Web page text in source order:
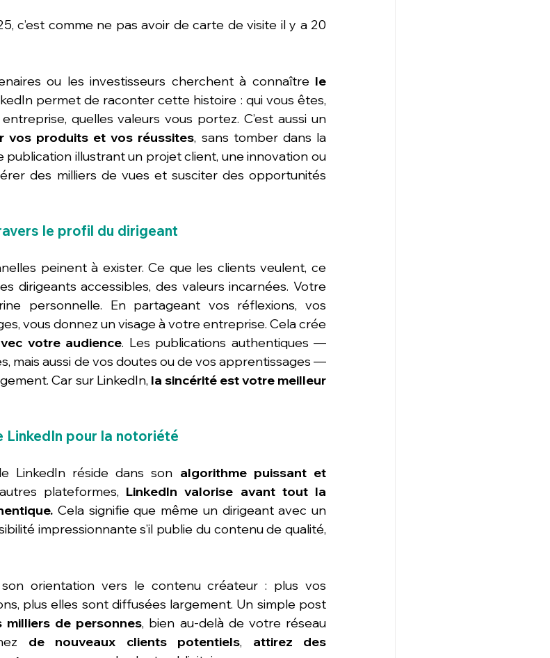
c’est comme ne pas avoir de carte de visite il y a 20
ou les investisseurs cherchent à connaître le
permet de raconter cette histoire : qui vous êtes,
quelles valeurs vous portez. C’est aussi un
vos produits et vos réussites, sans tomber dans la
publication illustrant un projet client, une innovation ou
des milliers de vues et susciter des opportunités
le profil du dirigeant
peinent à exister. Ce que les clients veulent, ce
dirigeants accessibles, des valeurs incarnées. Votre
personnelle. En partageant vos réflexions, vos
vous donnez un visage à votre entreprise. Cela crée
votre audience. Les publications authentiques —
mais aussi de vos doutes ou de vos apprentissages —
Car sur LinkedIn, la sincérité est votre meilleur
LinkedIn pour la notoriété
LinkedIn réside dans son algorithme puissant et
plateformes, LinkedIn valorise avant tout la
Cela signifie que même un dirigeant avec un
impressionnante s’il publie du contenu de qualité,
orientation vers le contenu créateur : plus vos
plus elles sont diffusées largement. Un simple post
milliers de personnes, bien au-delà de votre réseau
de nouveaux clients potentiels, attirez des